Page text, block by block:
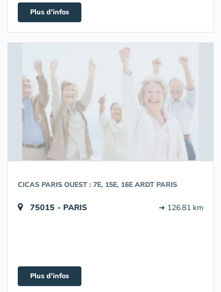
Plus d'infos
CICAS PARIS OUEST : 7E, 15E, 16E ARDT PARIS
75015 - PARIS ➔ 126.81 km
Plus d'infos